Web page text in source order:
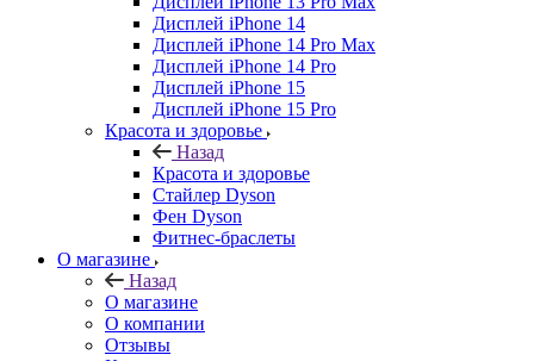
Дисплей iPhone 14
Дисплей iPhone 14 Pro Max
Дисплей iPhone 14 Pro
Дисплей iPhone 15
Дисплей iPhone 15 Pro
Красота и здоровье
Назад
Красота и здоровье
Стайлер Dyson
Фен Dyson
Фитнес-браслеты
О магазине
Назад
О магазине
О компании
Отзывы